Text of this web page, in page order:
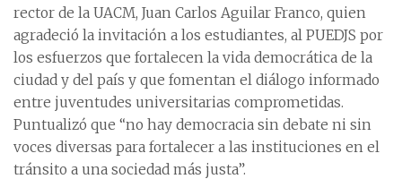
rector de la UACM, Juan Carlos Aguilar Franco, quien
agradeció la invitación a los estudiantes, al PUEDJS por
los esfuerzos que fortalecen la vida democrática de la
ciudad y del país y que fomentan el diálogo informado
entre juventudes universitarias comprometidas.
Puntualizó que “no hay democracia sin debate ni sin
voces diversas para fortalecer a las instituciones en el
tránsito a una sociedad más justa”.